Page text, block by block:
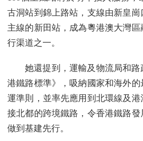
古洞站到錦上路站，支線由新皇
主線的新田站，成為粵港澳大灣
行渠道之一。
她還提到，運輸及物流局和
港鐵路標準》，吸納國家和海外
運準則，並率先應用到北環線及
接北都的跨境鐵路，令香港鐵路
做到基建先行。